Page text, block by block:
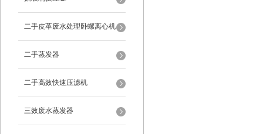
二手皮革废水处理卧螺离心机
二手蒸发器
二手高效快速压滤机
三效废水蒸发器